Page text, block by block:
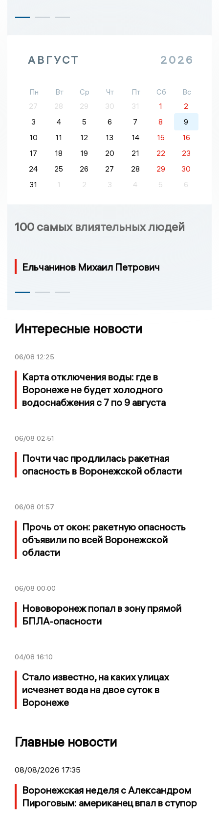
АВГУСТ 2026
Пн Вт Ср Чт Пт Сб
Вс
27
28 29 30 31 1
2
3
4 5 6 7 8
9
10
11 12 13 14 15
16
17
18 19 20 21 22
23
24
25 26 27 28 29
30
31
1 2 3 4 5 6
100 самых влиятельных людей
Ельчанинов Михаил Петрович
Интересные новости
06/08 12:25
Карта отключения воды: где в
Воронеже не будет холодного
водоснабжения с 7 по 9 августа
06/08 02:51
Почти час продлилась ракетная
опасность в Воронежской области
06/08 01:57
Прочь от окон: ракетную опасность
объявили по всей Воронежской
области
06/08 00:00
Нововоронеж попал в зону прямой
БПЛА-опасности
04/08 16:10
Стало известно, на каких улицах
исчезнет вода на двое суток в
Воронеже
Главные новости
08/08/2026 17:35
Воронежская неделя с Александром
Пироговым: американец впал в ступор